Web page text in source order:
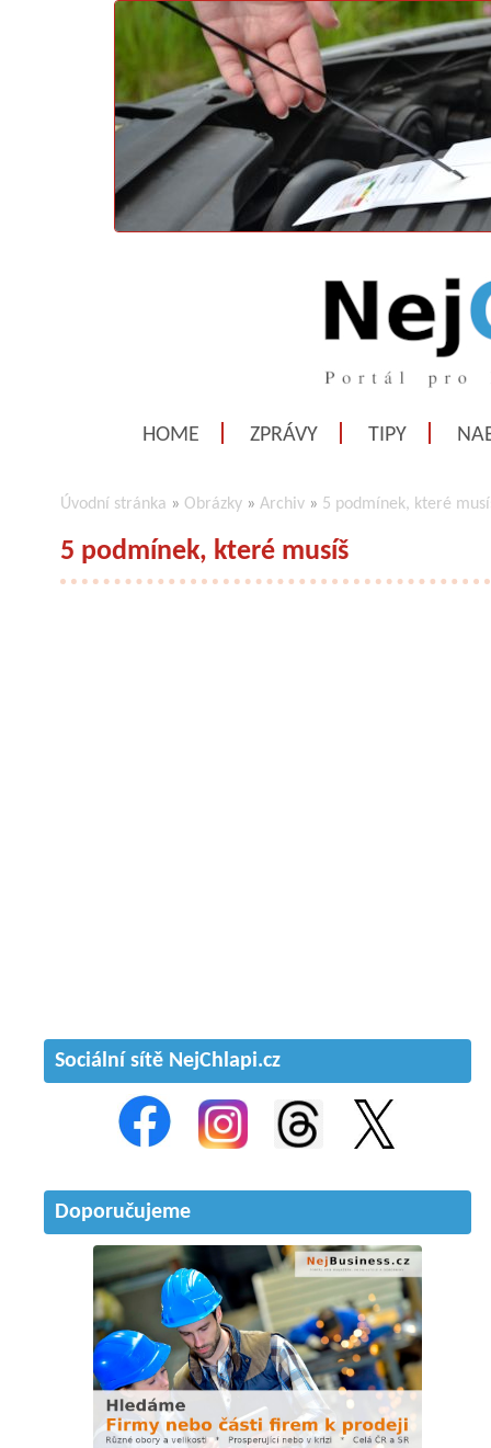
HOME ZPRÁVY TIPY
Úvodní stránka » Obrázky » Archiv » 5 podmínek, které
5 podmínek, které musíš
Sociální sítě NejChlapi.cz
Doporučujeme